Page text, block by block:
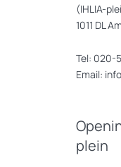
(IHLIA-
1011 DL
Tel: 020-
Email:
plein